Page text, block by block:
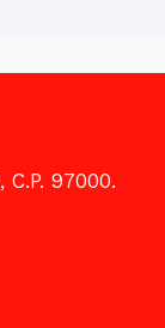
97000.